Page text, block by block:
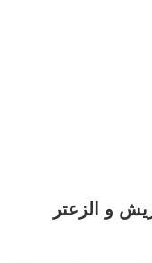
و الزعتر